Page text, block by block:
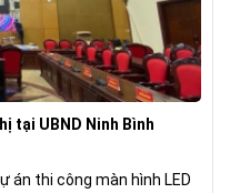
tại UBND Ninh Bình
án thi công màn hình LED